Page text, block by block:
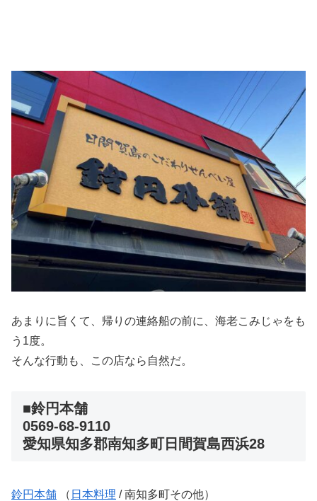
あまりに旨くて、帰りの連絡船の前に、海老こみじゃをも
う1度。
そんな行動も、この店なら自然だ。
■鈴円本舗
0569-68-9110
愛知県知多郡南知多町日間賀島西浜28
鈴円本舗 （ 日本料理 / 南知多町その他）